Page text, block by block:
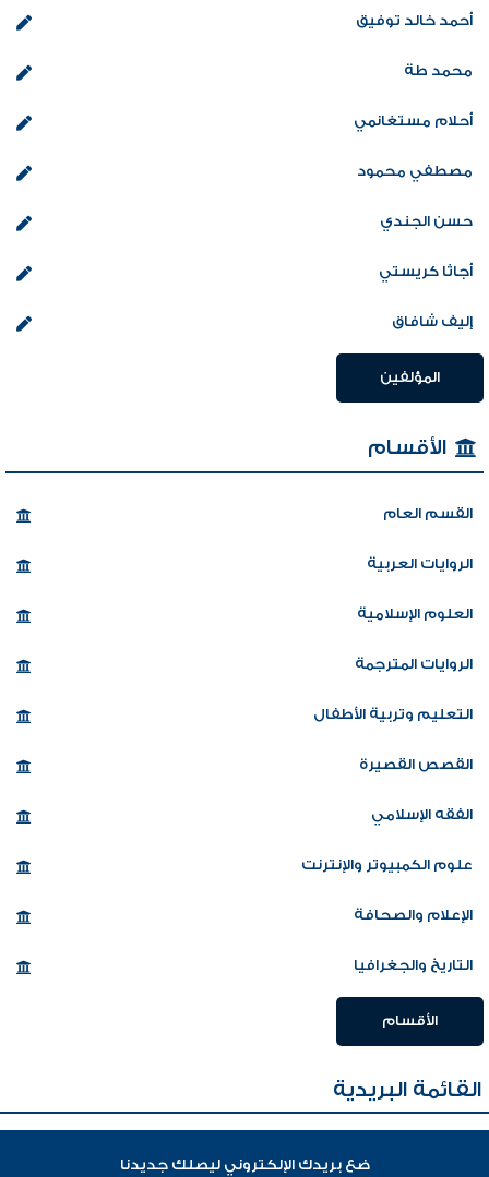
أحمد خالد توفيق
محمد طة
أحلام مستغانمي
مصطفي محمود
حسن الجندي
أجاثا كريستي
إليف شافاق
المؤلفين
الأقسام
القسم العام
الروايات العربية
العلوم الإسلامية
الروايات المترجمة
التعليم وتربية الأطفال
القصص القصيرة
الفقه الإسلامي
علوم الكمبيوتر والإنترنت
الإعلام والصحافة
التاريخ والجغرافيا
الأقسام
القائمة البريدية
ضع بريدك الإلكتروني ليصلك جديدنا